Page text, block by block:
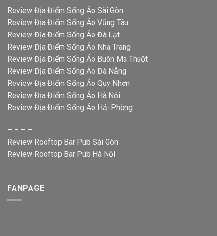
Review Địa Điểm Sống Ảo Sài Gòn
Review Địa Điểm Sống Ảo Vũng Tàu
Review Địa Điểm Sống Ảo Đà Lạt
Review Địa Điểm Sống Ảo Nha Trang
Review Địa Điểm Sống Ảo Buôn Ma Thuột
Review Địa Điểm Sống Ảo Đà Nẵng
Review Địa Điểm Sống Ảo Quy Nhơn
Review Địa Điểm Sống Ảo Hà Nội
Review Địa Điểm Sống Ảo Hải Phòng
– – – –
Review Rooftop Bar Pub Sài Gòn
Review Rooftop Bar Pub Hà Nội
FANPAGE